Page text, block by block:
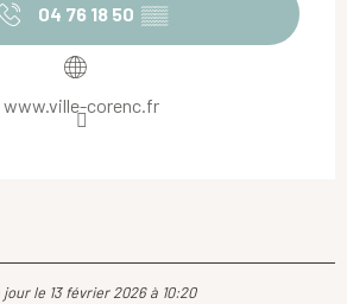
04 76 18 50 ▒▒
www.ville-corenc.fr
jour le 13 février 2026 à 10:20